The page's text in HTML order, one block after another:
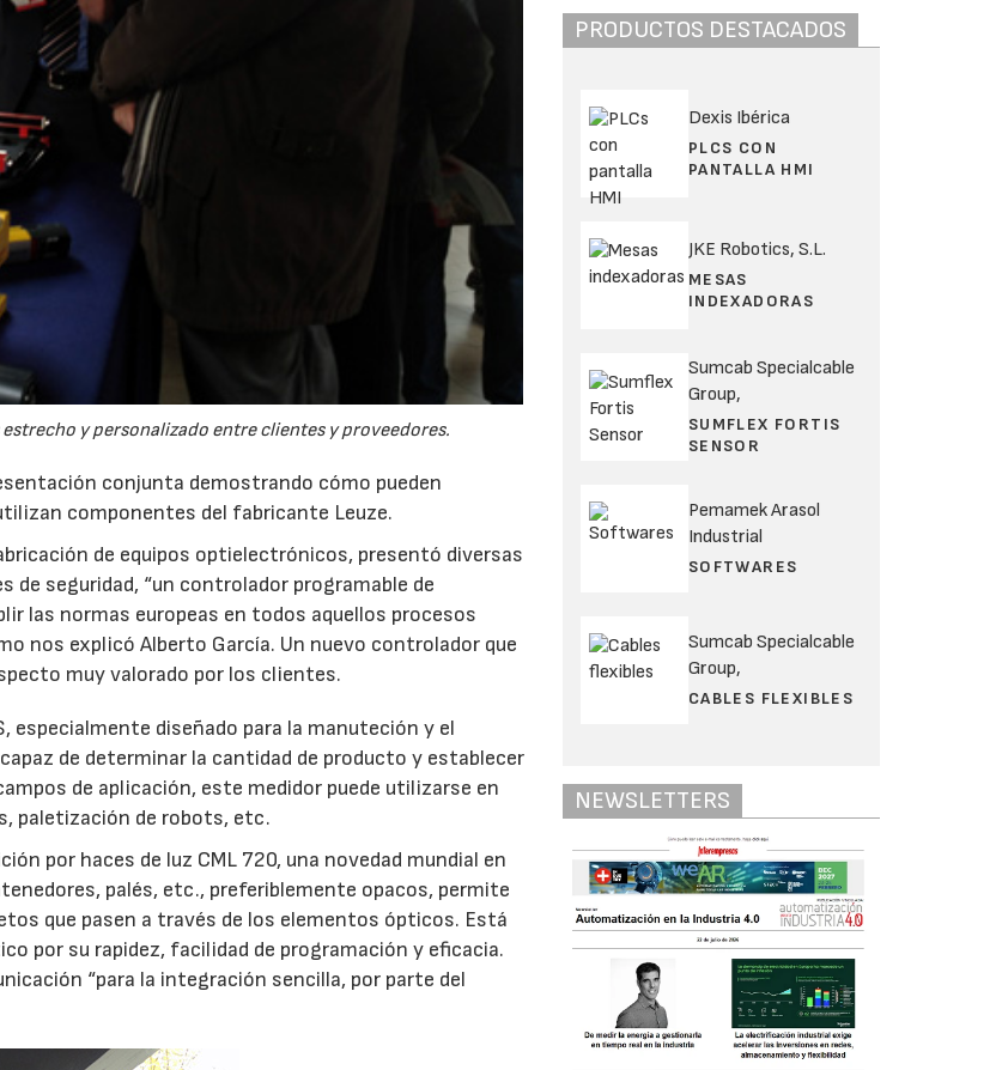
y personalizado entre clientes y proveedores.
conjunta demostrando cómo pueden
componentes del fabricante Leuze.
de equipos optielectrónicos, presentó diversas
de seguridad, “un controlador programable de
las normas europeas en todos aquellos procesos
nos explicó Alberto García. Un nuevo controlador que
muy valorado por los clientes.
diseñado para la manuteción y el
de determinar la cantidad de producto y establecer
de aplicación, este medidor puede utilizarse en
paletización de robots, etc.
por haces de luz CML 720, una novedad mundial en
palés, etc., preferiblemente opacos, permite
que pasen a través de los elementos ópticos. Está
por su rapidez, facilidad de programación y eficacia.
“para la integración sencilla, por parte del
PRODUCTOS DESTACADOS
Dexis Ibérica
PLCS CON
PANTALLA HMI
JKE Robotics, S.L.
MESAS
INDEXADORAS
Sumcab Specialcable
Group,
SUMFLEX FORTIS
SENSOR
Pemamek Arasol
Industrial
SOFTWARES
Sumcab Specialcable
Group,
CABLES FLEXIBLES
NEWSLETTERS